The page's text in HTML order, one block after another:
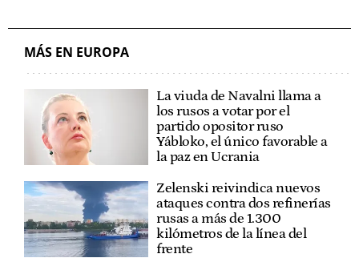
MÁS EN EUROPA
La viuda de Navalni llama a
los rusos a votar por el
partido opositor ruso
Yábloko, el único favorable a
la paz en Ucrania
Zelenski reivindica nuevos
ataques contra dos refinerías
rusas a más de 1.300
kilómetros de la línea del
frente